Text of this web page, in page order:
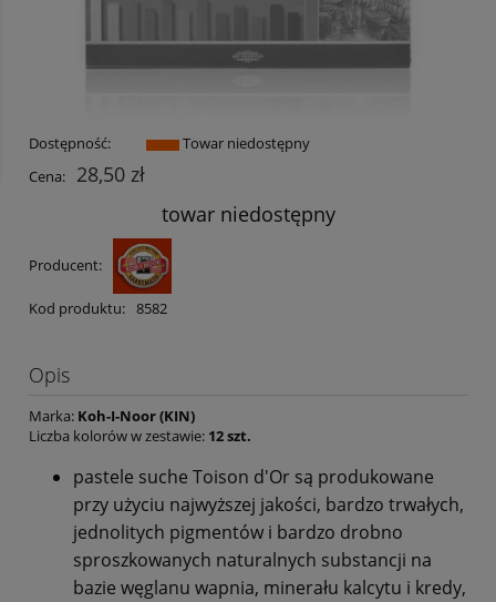
Dostępność:
Towar niedostępny
Cena:
28,50 zł
towar niedostępny
Producent:
Kod produktu: 8582
Opis
Marka: Koh-I-Noor (KIN)
Liczba kolorów w zestawie: 12 szt.
pastele suche Toison d'Or są produkowane
przy użyciu najwyższej jakości, bardzo trwałych,
jednolitych pigmentów i bardzo drobno
sproszkowanych naturalnych substancji na
bazie węglanu wapnia, minerału kalcytu i kredy,